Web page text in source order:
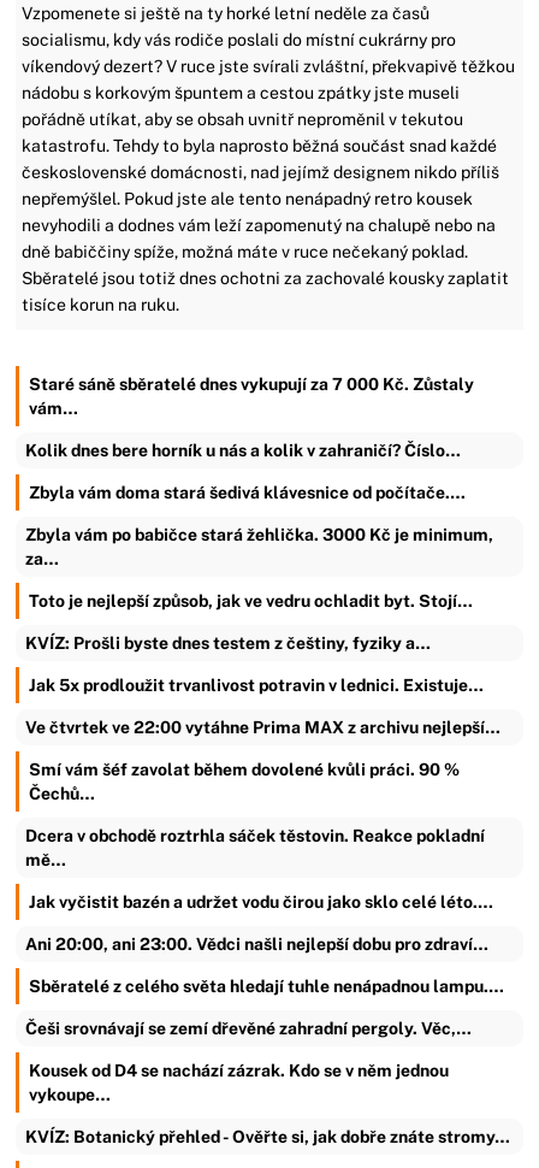
Vzpomenete si ještě na ty horké letní neděle za časů
socialismu, kdy vás rodiče poslali do místní cukrárny pro
víkendový dezert? V ruce jste svírali zvláštní, překvapivě těžkou
nádobu s korkovým špuntem a cestou zpátky jste museli
pořádně utíkat, aby se obsah uvnitř neproměnil v tekutou
katastrofu. Tehdy to byla naprosto běžná součást snad každé
československé domácnosti, nad jejímž designem nikdo příliš
nepřemýšlel. Pokud jste ale tento nenápadný retro kousek
nevyhodili a dodnes vám leží zapomenutý na chalupě nebo na
dně babiččiny spíže, možná máte v ruce nečekaný poklad.
Sběratelé jsou totiž dnes ochotni za zachovalé kousky zaplatit
tisíce korun na ruku.
Staré sáně sběratelé dnes vykupují za 7 000 Kč. Zůstaly
vám…
Kolik dnes bere horník u nás a kolik v zahraničí? Číslo…
Zbyla vám doma stará šedivá klávesnice od počítače.…
Zbyla vám po babičce stará žehlička. 3000 Kč je minimum,
za…
Toto je nejlepší způsob, jak ve vedru ochladit byt. Stojí…
KVÍZ: Prošli byste dnes testem z češtiny, fyziky a…
Jak 5x prodloužit trvanlivost potravin v lednici. Existuje…
Ve čtvrtek ve 22:00 vytáhne Prima MAX z archivu nejlepší…
Smí vám šéf zavolat během dovolené kvůli práci. 90 %
Čechů…
Dcera v obchodě roztrhla sáček těstovin. Reakce pokladní
mě…
Jak vyčistit bazén a udržet vodu čirou jako sklo celé léto.…
Ani 20:00, ani 23:00. Vědci našli nejlepší dobu pro zdraví…
Sběratelé z celého světa hledají tuhle nenápadnou lampu.…
Češi srovnávají se zemí dřevěné zahradní pergoly. Věc,…
Kousek od D4 se nachází zázrak. Kdo se v něm jednou
vykoupe…
KVÍZ: Botanický přehled - Ověřte si, jak dobře znáte stromy…